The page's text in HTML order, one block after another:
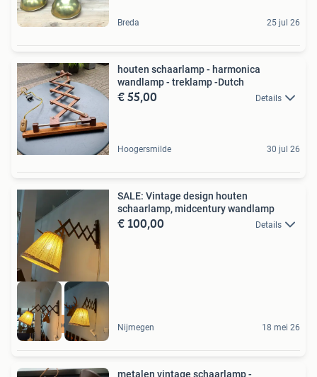
Breda 25 jul 26
houten schaarlamp - harmonica
wandlamp - treklamp -Dutch
€ 55,00 Details
Hoogersmilde 30 jul 26
Woodstock Wonen
SALE: Vintage design houten
schaarlamp, midcentury wandlamp
€ 100,00 Details
Nijmegen 18 mei 26
metalen vintage schaarlamp -